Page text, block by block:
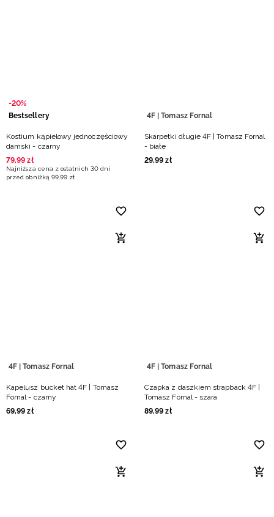
-20%
Bestsellery
Kostium kąpielowy jednoczęściowy
damski - czarny
79,99 zł
Najniższa cena z ostatnich 30 dni
przed obniżką 99,99 zł
4F | Tomasz Fornal
Skarpetki długie 4F | Tomasz Fornal
- białe
29,99 zł
4F | Tomasz Fornal
Kapelusz bucket hat 4F | Tomasz
Fornal - czarny
69,99 zł
4F | Tomasz Fornal
Czapka z daszkiem strapback 4F |
Tomasz Fornal - szara
89,99 zł